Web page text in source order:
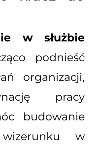
w służbie
podnieść
organizacji,
pracy
budowanie
wizerunku w